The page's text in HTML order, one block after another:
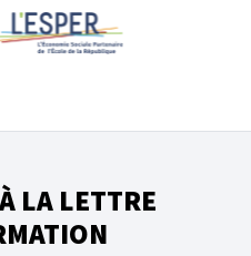
LA LETTRE